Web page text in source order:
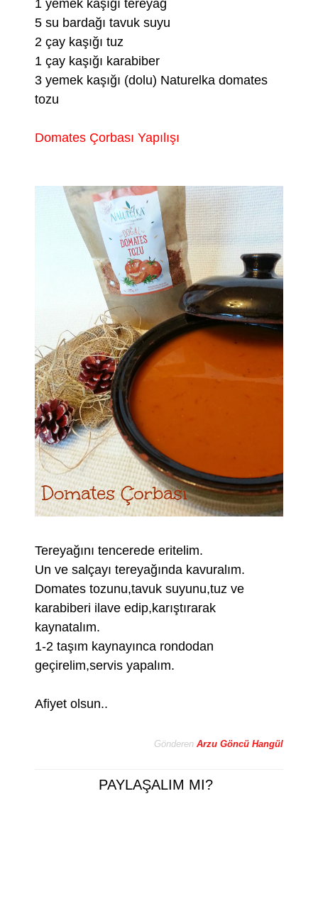
1 yemek kaşığı tereyağ
5 su bardağı tavuk suyu
2 çay kaşığı tuz
1 çay kaşığı karabiber
3 yemek kaşığı (dolu) Naturelka domates
tozu
Domates Çorbası Yapılışı
Tereyağını tencerede eritelim.
Un ve salçayı tereyağında kavuralım.
Domates tozunu,tavuk suyunu,tuz ve
karabiberi ilave edip,karıştırarak
kaynatalım.
1-2 taşım kaynayınca rondodan
geçirelim,servis yapalım.
Afiyet olsun..
Gönderen Arzu Göncü Hangül
PAYLAŞALIM MI?